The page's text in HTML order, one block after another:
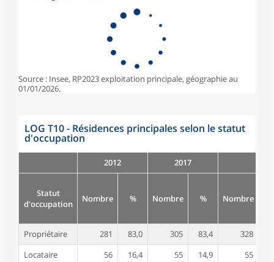
Source : Insee, RP2023 exploitation principale, géographie au
01/01/2026.
LOG T10 - Résidences principales selon le statut
d'occupation
2012 2017
Statut
d'occupation
Nombre % Nombre % Nombre
Propriétaire 281 83,0 305 83,4 328
Locataire
56 16,4 55 14,9 55